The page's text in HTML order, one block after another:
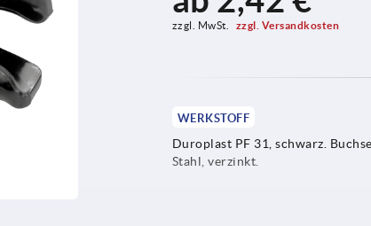
zzgl. MwSt. zzgl. Versandkosten
WERKSTOFF
Duroplast PF 31, schwarz.
Stahl, verzinkt.